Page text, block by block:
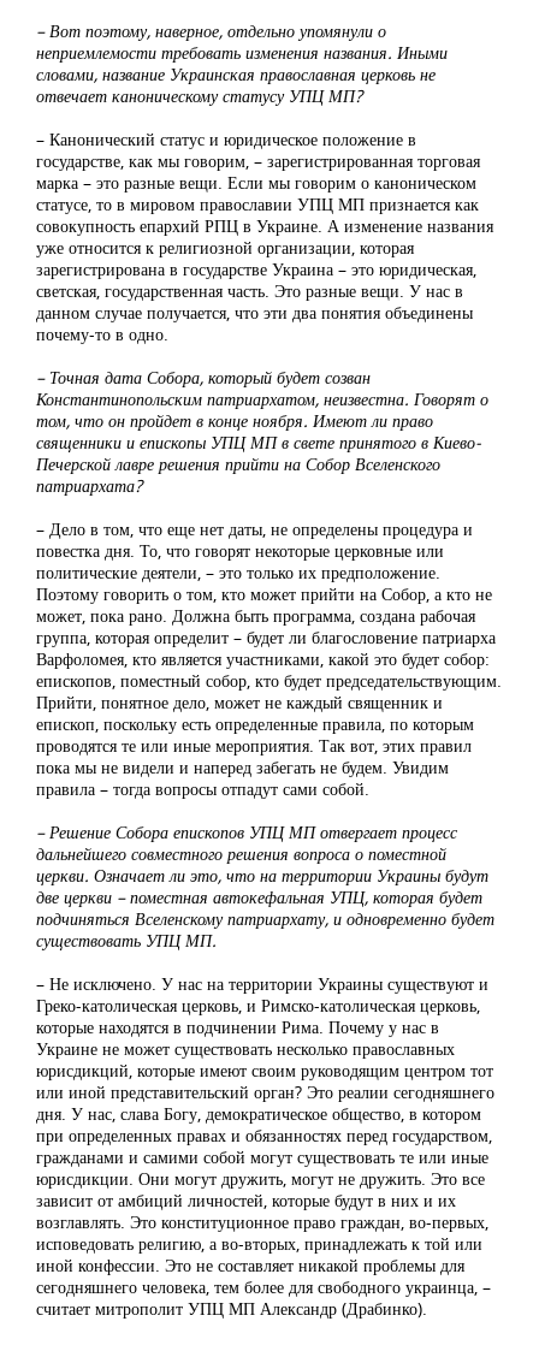
– Вот поэтому, наверное, отдельно упомянули о
неприемлемости требовать изменения названия. Иными
словами, название Украинская православная церковь не
отвечает каноническому статусу УПЦ МП?
– Канонический статус и юридическое положение в
государстве, как мы говорим, – зарегистрированная торговая
марка – это разные вещи. Если мы говорим о каноническом
статусе, то в мировом православии УПЦ МП признается как
совокупность епархий РПЦ в Украине. А изменение названия
уже относится к религиозной организации, которая
зарегистрирована в государстве Украина – это юридическая,
светская, государственная часть. Это разные вещи. У нас в
данном случае получается, что эти два понятия объединены
почему-то в одно.
– Точная дата Собора, который будет созван
Константинопольским патриархатом, неизвестна. Говорят о
том, что он пройдет в конце ноября. Имеют ли право
священники и епископы УПЦ МП в свете принятого в Киево-
Печерской лавре решения прийти на Собор Вселенского
патриархата?
– Дело в том, что еще нет даты, не определены процедура и
повестка дня. То, что говорят некоторые церковные или
политические деятели, – это только их предположение.
Поэтому говорить о том, кто может прийти на Собор, а кто не
может, пока рано. Должна быть программа, создана рабочая
группа, которая определит – будет ли благословение патриарха
Варфоломея, кто является участниками, какой это будет собор:
епископов, поместный собор, кто будет председательствующим.
Прийти, понятное дело, может не каждый священник и
епископ, поскольку есть определенные правила, по которым
проводятся те или иные мероприятия. Так вот, этих правил
пока мы не видели и наперед забегать не будем. Увидим
правила – тогда вопросы отпадут сами собой.
– Решение Собора епископов УПЦ МП отвергает процесс
дальнейшего совместного решения вопроса о поместной
церкви. Означает ли это, что на территории Украины будут
две церкви – поместная автокефальная УПЦ, которая будет
подчиняться Вселенскому патриархату, и одновременно будет
существовать УПЦ МП.
– Не исключено. У нас на территории Украины существуют и
Греко-католическая церковь, и Римско-католическая церковь,
которые находятся в подчинении Рима. Почему у нас в
Украине не может существовать несколько православных
юрисдикций, которые имеют своим руководящим центром тот
или иной представительский орган? Это реалии сегодняшнего
дня. У нас, слава Богу, демократическое общество, в котором
при определенных правах и обязанностях перед государством,
гражданами и самими собой могут существовать те или иные
юрисдикции. Они могут дружить, могут не дружить. Это все
зависит от амбиций личностей, которые будут в них и их
возглавлять. Это конституционное право граждан, во-первых,
исповедовать религию, а во-вторых, принадлежать к той или
иной конфессии. Это не составляет никакой проблемы для
сегодняшнего человека, тем более для свободного украинца, –
считает митрополит УПЦ МП Александр (Драбинко).